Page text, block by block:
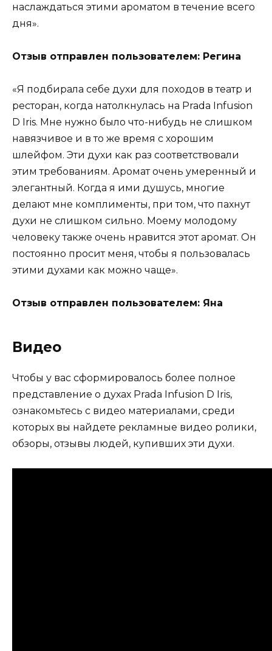
наслаждаться этими ароматом в течение всего
дня».
Отзыв отправлен пользователем: Регина
«Я подбирала себе духи для походов в театр и
ресторан, когда натолкнулась на Prada Infusion
D Iris. Мне нужно было что-нибудь не слишком
навязчивое и в то же время с хорошим
шлейфом. Эти духи как раз соответствовали
этим требованиям. Аромат очень умеренный и
элегантный. Когда я ими душусь, многие
делают мне комплименты, при том, что пахнут
духи не слишком сильно. Моему молодому
человеку также очень нравится этот аромат. Он
постоянно просит меня, чтобы я пользовалась
этими духами как можно чаще».
Отзыв отправлен пользователем: Яна
Видео
Чтобы у вас сформировалось более полное
представление о духах Prada Infusion D Iris,
ознакомьтесь с видео материалами, среди
которых вы найдете рекламные видео ролики,
обзоры, отзывы людей, купивших эти духи.